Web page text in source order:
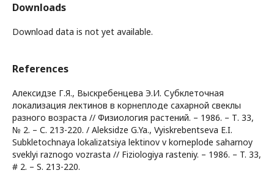
Downloads
Download data is not yet available.
References
Алексидзе Г.Я., Выскребенцева Э.И. Субклеточная
локализация лектинов в корнеплоде сахарной свеклы
разного возраста // Физиология растений. – 1986. – Т. 33,
№ 2. – С. 213-220. / Aleksidze G.Ya., Vyiskrebentseva E.I.
Subkletochnaya lokalizatsiya lektinov v korneplode saharnoy
sveklyi raznogo vozrasta // Fiziologiya rasteniy. – 1986. – T. 33,
# 2. – S. 213-220.